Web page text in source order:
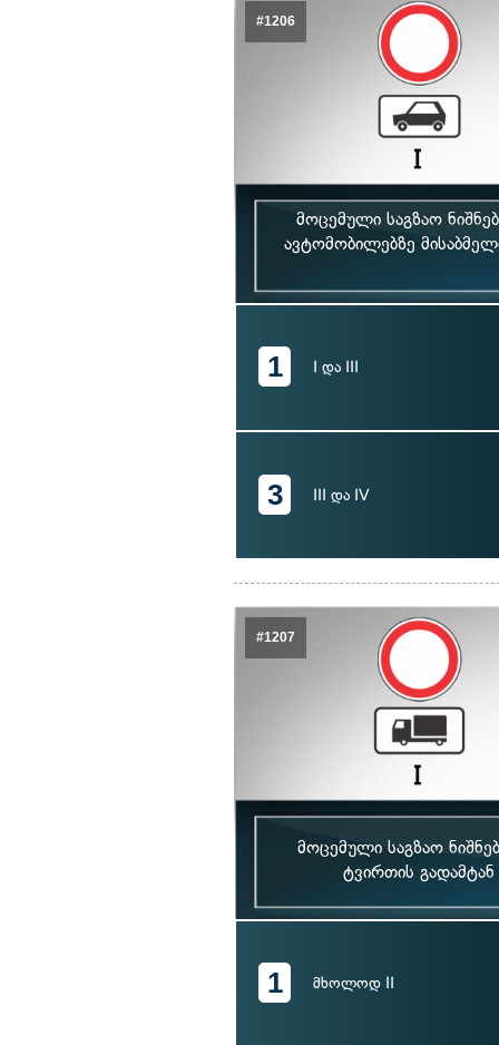
#1206
მოცემული საგზაო
ავტომობილებზე
1 I და III
3 III და IV
#1207
მოცემული საგზაო
ტვირთის
1 მხოლოდ II